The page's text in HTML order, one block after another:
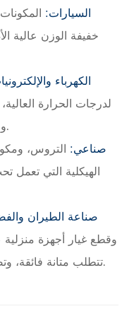
السيارات:
خفيفة الوزن عالية
الكهرباء
لدرجات الحرارة
ومقاومة كيميائية، وموثوقية طويلة الأمد.
صناعي: التروس،
الهيكلية التي
صناعة الطيران
وقطع غيار أجهزة منزلية
تتطلب متانة فائقة، وتصميم خفيف الوزن، وعمر خدمة طويل.